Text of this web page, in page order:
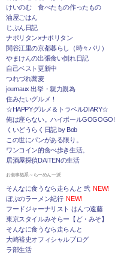
けいのむ 食べたもの作ったもの
油屋ごはん
じぶん日記
ナポリタン×ナポリタン
関谷江里の京都暮らし（時々パリ）
やまけんの出張食い倒れ日記
自己ベスト更新中
つれづれ蕎麦
journaux 出挙・親力親為
住みたいグルメ！
☆HAPPYグルメ＆トラベルDIARY☆
俺は座らない。ハイボールGOGOGO!
くいどうらく日記 by Bob
この世にパンがある限り。
ワンコイン的食べ歩き生活。
居酒屋探偵DAITENの生活
お食事処系～らーめん一派
そんなに食うなら走らんと 弐 NEW!
ぼぶのラーメン紀行 NEW!
フードジャーナリスト はんつ遠藤
東京スタイルみそらー【ど・みそ】
そんなに食うなら走らんと
大崎裕史オフィシャルブログ
ラ部生活